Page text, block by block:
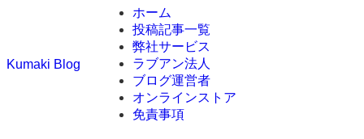
Kumaki Blog
ホーム
投稿記事一覧
弊社サービス
ラブアン法人
ブログ運営者
オンラインストア
免責事項